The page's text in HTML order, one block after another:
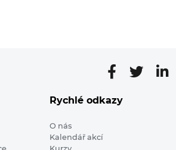
Rychlé odkazy
O nás
Kalendář akcí